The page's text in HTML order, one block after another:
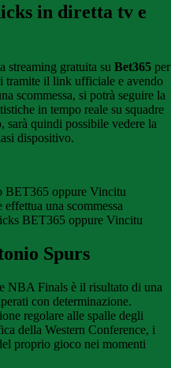
in diretta tv e
streaming gratuita su Bet365 per
tramite il link ufficiale e avendo
scommessa, si potrà seguire la
in tempo reale su squadre
quindi possibile vedere la
dispositivo.
BET365 oppure Vincitu
una scommessa
BET365 oppure Vincitu
Spurs
NBA Finals è il risultato di una
con determinazione.
regolare alle spalle degli
della Western Conference, i
proprio gioco nei momenti